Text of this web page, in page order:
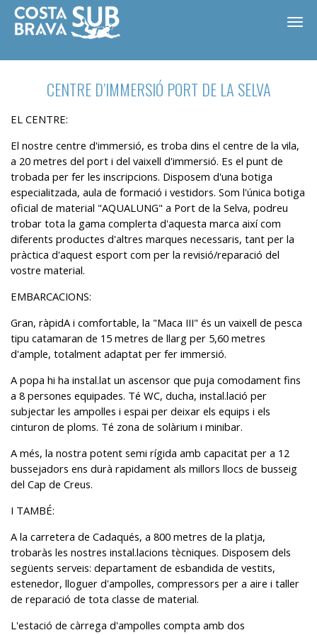
CENTRE D’IMMERSIÓ PORT DE LA SELVA
EL CENTRE:
El nostre centre d'immersió, es troba dins el centre de la vila,
a 20 metres del port i del vaixell d'immersió. Es el punt de
trobada per fer les inscripcions. Disposem d'una botiga
especialitzada, aula de formació i vestidors. Som l'única botiga
oficial de material "AQUALUNG" a Port de la Selva, podreu
trobar tota la gama complerta d'aquesta marca així com
diferents productes d'altres marques necessaris, tant per la
pràctica d'aquest esport com per la revisió/reparació del
vostre material.
EMBARCACIONS:
Gran, ràpidA i comfortable, la "Maca III" és un vaixell de pesca
tipu catamaran de 15 metres de llarg per 5,60 metres
d'ample, totalment adaptat per fer immersió.
A popa hi ha instal.lat un ascensor que puja comodament fins
a 8 persones equipades. Té WC, ducha, instal.lació per
subjectar les ampolles i espai per deixar els equips i els
cinturon de ploms. Té zona de solàrium i minibar.
A més, la nostra potent semi rígida amb capacitat per a 12
bussejadors ens durà rapidament als millors llocs de busseig
del Cap de Creus.
I TAMBÉ:
A la carretera de Cadaqués, a 800 metres de la platja,
trobaràs les nostres instal.lacions tècniques. Disposem dels
següents serveis: departament de esbandida de vestits,
estenedor, lloguer d'ampolles, compressors per a aire i taller
de reparació de tota classe de material.
L'estació de càrrega d'ampolles compta amb dos
Modificar cookies
Tècniques i funcionals
Sempre activades
Aquest lloc web utilitza cookies pròpies per recopilar
informació amb la finalitat de millorar els nostres serveis.
Si continua navegant, suposa l'acceptació de la instal·lació
de les mateixes. L'usuari té la possibilitat de configurar el
navegador podent, si així ho desitja, impedir que siguin
compte que aquesta acció podrà ocasionar dificultats de